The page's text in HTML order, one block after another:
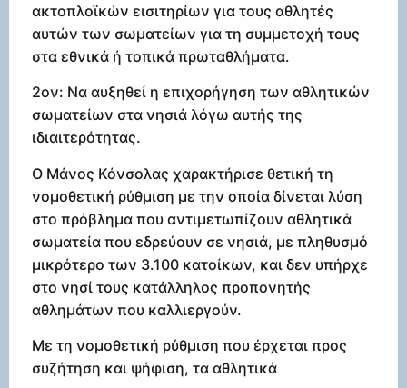
ακτοπλοϊκών εισιτηρίων για τους αθλητές
αυτών των σωματείων για τη συμμετοχή τους
στα εθνικά ή τοπικά πρωταθλήματα.
2ον: Να αυξηθεί η επιχορήγηση των αθλητικών
σωματείων στα νησιά λόγω αυτής της
ιδιαιτερότητας.
Ο Μάνος Κόνσολας χαρακτήρισε θετική τη
νομοθετική ρύθμιση με την οποία δίνεται λύση
στο πρόβλημα που αντιμετωπίζουν αθλητικά
σωματεία που εδρεύουν σε νησιά, με πληθυσμό
μικρότερο των 3.100 κατοίκων, και δεν υπήρχε
στο νησί τους κατάλληλος προπονητής
αθλημάτων που καλλιεργούν.
Με τη νομοθετική ρύθμιση που έρχεται προς
συζήτηση και ψήφιση, τα αθλητικά